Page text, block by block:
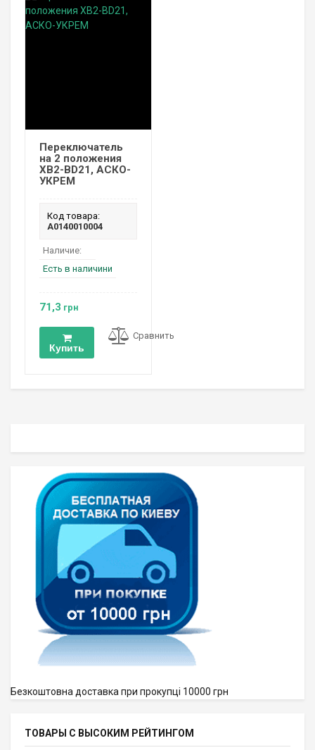
Переключатель
на 2 положения
XB2-BD21, АСКО-
УКРЕМ
Код товара:
A0140010004
Наличие:
Есть в наличини
71,3 грн
Купить
Сравнить
Безкоштовна доставка при прокупці 10000 грн
ТОВАРЫ С ВЫСОКИМ РЕЙТИНГОМ